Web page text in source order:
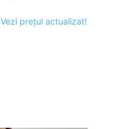
Vezi prețul actualizat!